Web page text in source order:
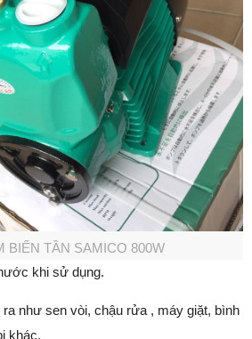
BIẾN TẦN SAMICO 800W
khi sử dụng.
ra như sen vòi, chậu rửa , máy giặt, bình
khác.